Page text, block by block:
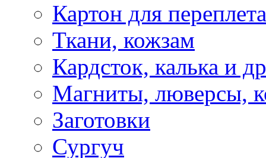
Картон для переплета
Ткани, кожзам
Кардсток, калька и
Магниты, люверсы,
Заготовки
Сургуч